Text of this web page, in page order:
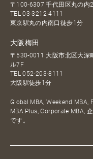
〒100-6307 千代田区丸の内
TEL03-3212-4111
東京駅丸の内南口徒歩1分
大阪梅田
〒530-0011 大阪市北区大深
ル7F
TEL052-203-8111
大阪駅徒歩1分
Global MBA, Weekend MBA,
MBA Plus, Corporate MBA,
です。